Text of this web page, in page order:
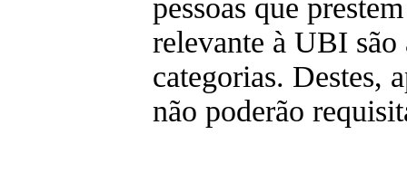
pessoas que
relevante à UBI são
categorias. Destes,
não poderão